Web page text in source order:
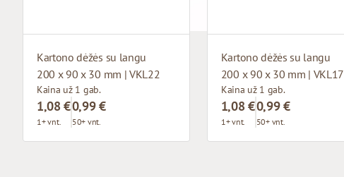
Kartono dėžės su langu
200 x 90 x 30 mm | VKL22
Kaina už 1 gab.
1,08 €
1+ vnt.
0,99 €
50+ vnt.
Kartono dėžės su langu
200 x 90 x 30 mm | VKL17
Kaina už 1 gab.
1,08 €
1+ vnt.
0,99 €
50+ vnt.